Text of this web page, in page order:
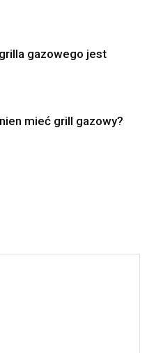
gazowego jest
mieć grill gazowy?